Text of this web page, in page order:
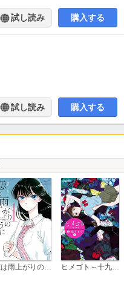
試し読み 購入する
試し読み 購入する
ヒメゴト～十九歳の制服～